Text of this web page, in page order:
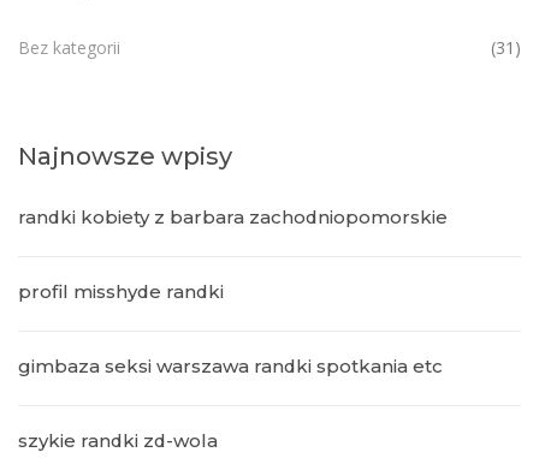
Bez kategorii (31)
Najnowsze wpisy
randki kobiety z barbara zachodniopomorskie
profil misshyde randki
gimbaza seksi warszawa randki spotkania etc
szykie randki zd-wola